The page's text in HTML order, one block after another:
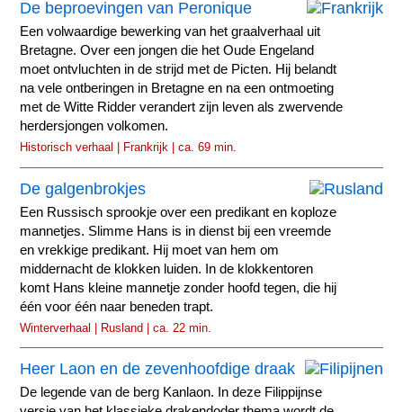
De beproevingen van Peronique
Een volwaardige bewerking van het graalverhaal uit
Bretagne. Over een jongen die het Oude Engeland
moet ontvluchten in de strijd met de Picten. Hij belandt
na vele ontberingen in Bretagne en na een ontmoeting
met de Witte Ridder verandert zijn leven als zwervende
herdersjongen volkomen.
Historisch verhaal | Frankrijk | ca. 69 min.
De galgenbrokjes
Een Russisch sprookje over een predikant en koploze
mannetjes. Slimme Hans is in dienst bij een vreemde
en vrekkige predikant. Hij moet van hem om
middernacht de klokken luiden. In de klokkentoren
komt Hans kleine mannetje zonder hoofd tegen, die hij
één voor één naar beneden trapt.
Winterverhaal | Rusland | ca. 22 min.
Heer Laon en de zevenhoofdige draak
De legende van de berg Kanlaon. In deze Filippijnse